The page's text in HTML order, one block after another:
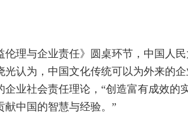
伦理与企业责任》圆桌环节，中国人
光认为，中国文化传统可以为外来的
企业社会责任理论，“创造富有成效
献中国的智慧与经验。”